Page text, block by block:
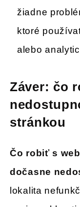
žiadne
ktoré
alebo
Záver: čo
stránkou
Čo robiť s
dočasne
lokalita